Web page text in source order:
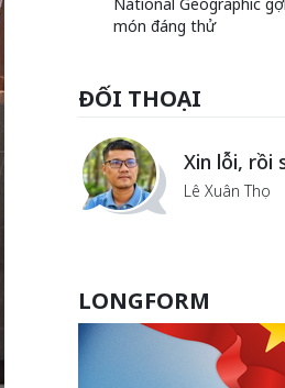
món đáng thử
ĐỐI THOẠI
Vẻ
văn
Lưu
LONGFORM